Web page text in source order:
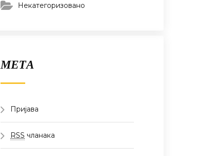
Некатегоризовано
МЕТА
Пријава
RSS чланака